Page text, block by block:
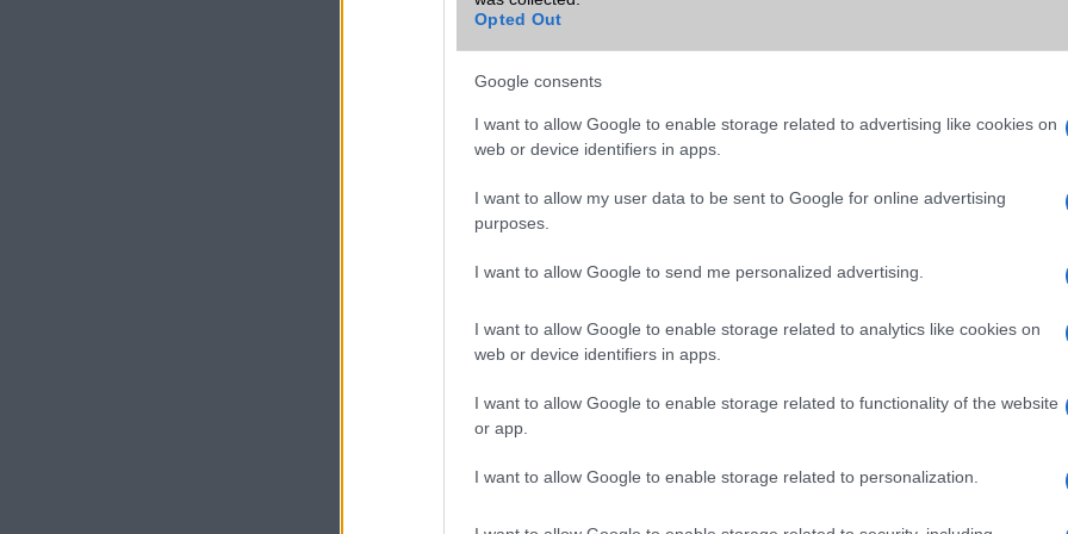
Opted Out
Google consents
I want to allow Google to enable storage related to advertising like cookies on
web or device identifiers in apps.
I want to allow my user data to be sent to Google for online advertising
purposes.
I want to allow Google to send me personalized advertising.
I want to allow Google to enable storage related to analytics like cookies on
web or device identifiers in apps.
I want to allow Google to enable storage related to functionality of the website
or app.
I want to allow Google to enable storage related to personalization.
mobiltelefonok
Wi-Fi (alap)g/b
Wi-Fi Direct Van
Wi-Fi HotSpot Van
Blackberry Nincs
NFC
TV/USB kapcsolat 1,x Type-c
BDS (Kína), Galileo (EU)